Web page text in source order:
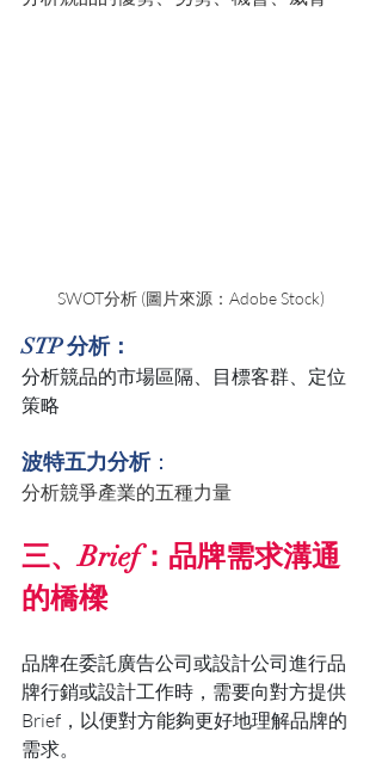
SWOT分析 (圖片來源：Adobe Stock)
STP 分析：
分析競品的市場區隔、目標客群、定位
策略
波特五力分析：
分析競爭產業的五種力量
三、Brief：品牌需求溝通
的橋樑
品牌在委託廣告公司或設計公司進行品
牌行銷或設計工作時，需要向對方提供
Brief，以便對方能夠更好地理解品牌的
需求。